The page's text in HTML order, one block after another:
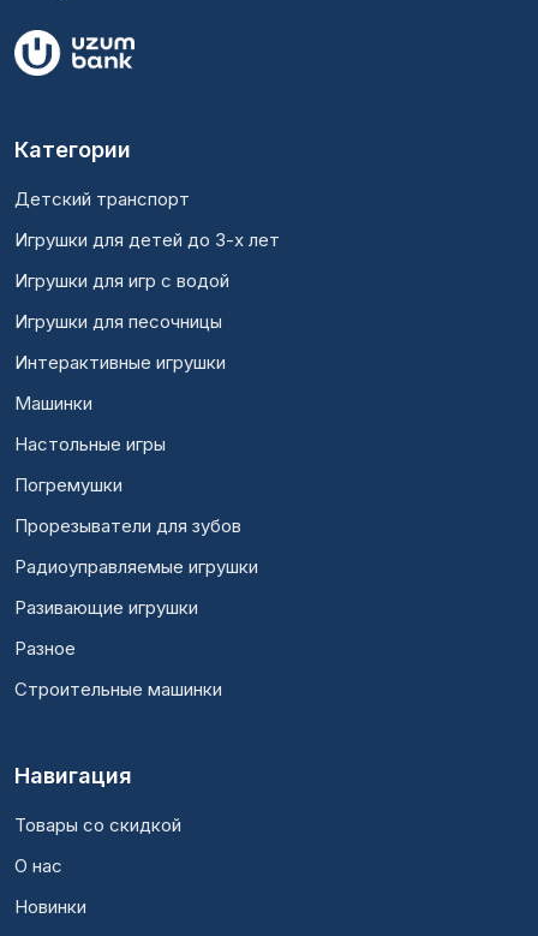
Категории
Детский транспорт
Игрушки для детей до 3-х лет
Игрушки для игр с водой
Игрушки для песочницы
Интерактивные игрушки
Машинки
Настольные игры
Погремушки
Прорезыватели для зубов
Радиоуправляемые игрушки
Разивающие игрушки
Разное
Строительные машинки
Навигация
Товары со скидкой
О нас
Новинки